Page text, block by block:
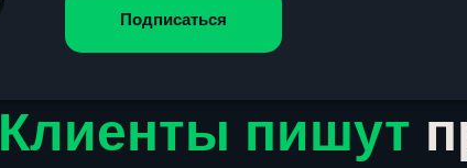
Подписаться
Клиенты пишут